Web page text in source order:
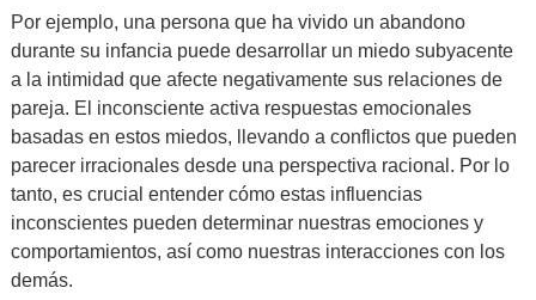
Por ejemplo, una persona que ha vivido un abandono
durante su infancia puede desarrollar un miedo subyacente
a la intimidad que afecte negativamente sus relaciones de
pareja. El inconsciente activa respuestas emocionales
basadas en estos miedos, llevando a conflictos que pueden
parecer irracionales desde una perspectiva racional. Por lo
tanto, es crucial entender cómo estas influencias
inconscientes pueden determinar nuestras emociones y
comportamientos, así como nuestras interacciones con los
demás.